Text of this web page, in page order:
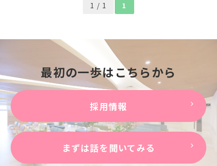
1 / 1 1
最初の一歩はこちらから
採用情報
まずは話を聞いてみる